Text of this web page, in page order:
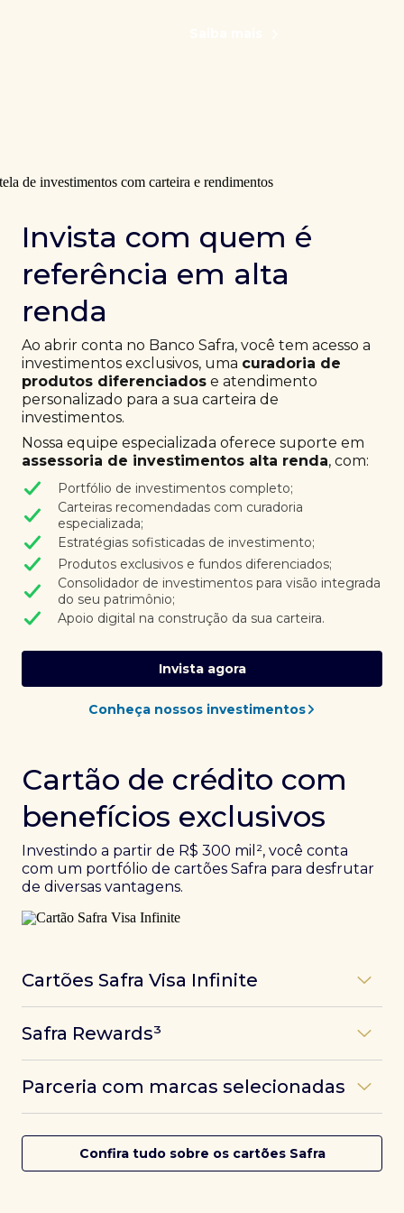
Invista com quem é
referência em alta
renda
Ao abrir conta no Banco Safra, você tem acesso a
investimentos exclusivos, uma curadoria de
produtos diferenciados e atendimento
personalizado para a sua carteira de
investimentos.
Nossa equipe especializada oferece suporte em
assessoria de investimentos alta renda, com:
Portfólio de investimentos completo;
Carteiras recomendadas com curadoria
especializada;
Estratégias sofisticadas de investimento;
Produtos exclusivos e fundos diferenciados;
Consolidador de investimentos para visão integrada
do seu patrimônio;
Apoio digital na construção da sua carteira.
Invista agora
Conheça nossos investimentos
Cartão de crédito com
benefícios exclusivos
Investindo a partir de R$ 300 mil², você conta
com um portfólio de cartões Safra para desfrutar
de diversas vantagens.
Cartões Safra Visa Infinite
experiências refinadas a benefícios únicos, como
converte seus investimentos em limite no cartão e
conta com acesso a mais de 1.400 salas VIP Dragon
Pass ao redor do mundo.
Safra Rewards³
das melhores pontuações do mercado.
Parceria com marcas selecionadas
cartões Safra.
Confira tudo sobre os cartões Safra